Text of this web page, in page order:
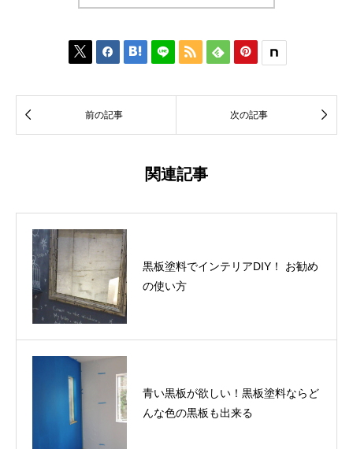
     
 前の記事 次の記事 
関連記事
黒板塗料でインテリアDIY！ お勧め
の使い方
青い黒板が欲しい！黒板塗料ならど
んな色の黒板も出来る